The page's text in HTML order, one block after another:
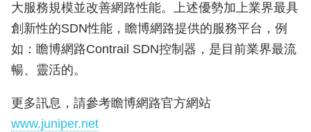
大服務規模並改善網路性能。上述優勢加上業界最具
創新性的SDN性能，瞻博網路提供的服務平台，例
如：瞻博網路Contrail SDN控制器，是目前業界最流
暢、靈活的。
更多訊息，請參考瞻博網路官方網站
www.juniper.net